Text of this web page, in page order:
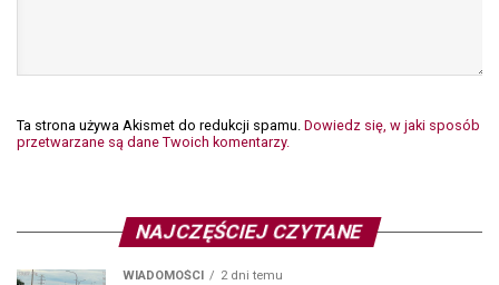
Ta strona używa Akismet do redukcji spamu. Dowiedz się, w jaki sposób
przetwarzane są dane Twoich komentarzy.
NAJCZĘŚCIEJ CZYTANE
WIADOMOŚCI 2 dni temu